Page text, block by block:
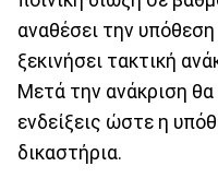
αναθέσει την
ξεκινήσει τακτική
Μετά την ανάκριση
ενδείξεις ώστε η
δικαστήρια.